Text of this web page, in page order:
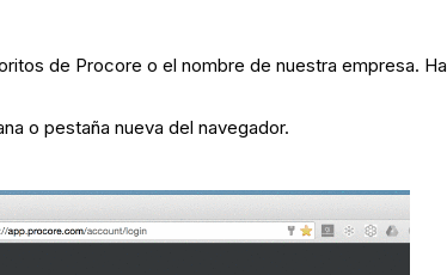
de Procore o el nombre de nuestra empresa.
o pestaña nueva del navegador.